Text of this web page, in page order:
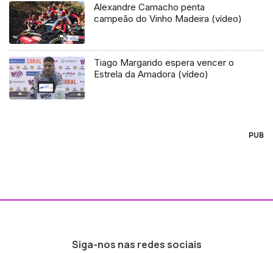
Alexandre Camacho penta
campeão do Vinho Madeira (vídeo)
Tiago Margarido espera vencer o
Estrela da Amadora (vídeo)
PUB
Siga-nos nas redes sociais